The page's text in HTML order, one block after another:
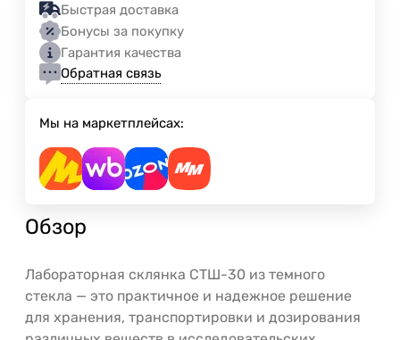
Быстрая доставка
Бонусы за покупку
Гарантия качества
Обратная связь
Мы на маркетплейсах:
Обзор
Лабораторная склянка СТШ-30 из темного
стекла — это практичное и надежное решение
для хранения, транспортировки и дозирования